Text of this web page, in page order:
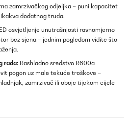
zamrzivačkog odjeljka – puni kapacitet
dodatnog truda.
osvjetljenje unutrašnjosti ravnomjerno
bez sjena – jednim pogledom vidite što
rada: Rashladno sredstvo R600a
pogon uz male tekuće troškove –
zamrzivač ili oboje tijekom cijele